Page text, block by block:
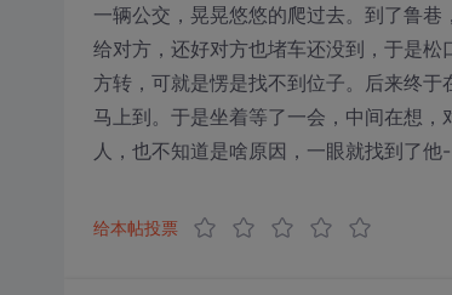
一辆公交，晃晃悠悠的爬过去。到了鲁
给对方，还好对方也堵车还没到，于是
方转，可就是愣是找不到位子。后来终
马上到。于是坐着等了一会，中间在想
人，也不知道是啥原因，一眼就找到了他-
给本帖投票